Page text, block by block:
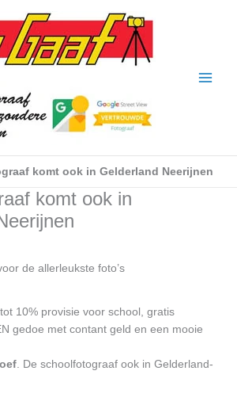
komt ook in Gelderland Neerijnen
komt ook in
de allerleukste foto’s
10% provisie voor school, gratis
gedoe met contant geld en een mooie
. De schoolfotograaf ook in Gelderland-